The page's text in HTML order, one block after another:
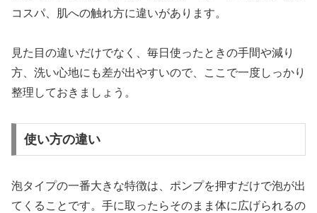
コスパ、肌への触れ方に違いがあります。
見た目の違いだけでなく、毎日使ったときの手間や減り
方、洗い心地にも差が出やすいので、ここで一度しっかり
整理しておきましょう。
使い方の違い
泡タイプの一番大きな特徴は、ポンプを押すだけで泡が出
てくることです。手に取ったらそのまま体に広げられるの